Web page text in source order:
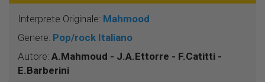
Interprete Originale: Mahmood
Genere: Pop/rock Italiano
Autore: A.Mahmoud - J.A.Ettorre - F.Catitti -
E.Barberini